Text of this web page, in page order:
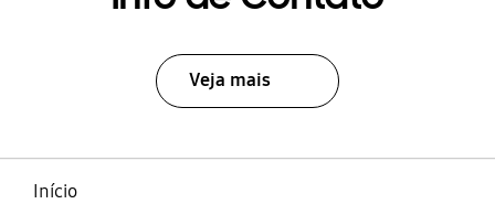
Veja mais
Início